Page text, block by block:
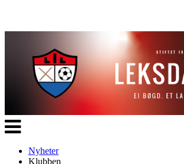
Veksle
navigasjon
Nyheter
Klubben